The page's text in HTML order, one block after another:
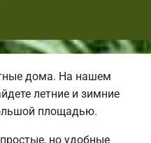
дома. На нашем
летние и зимние
площадью.
но удобные